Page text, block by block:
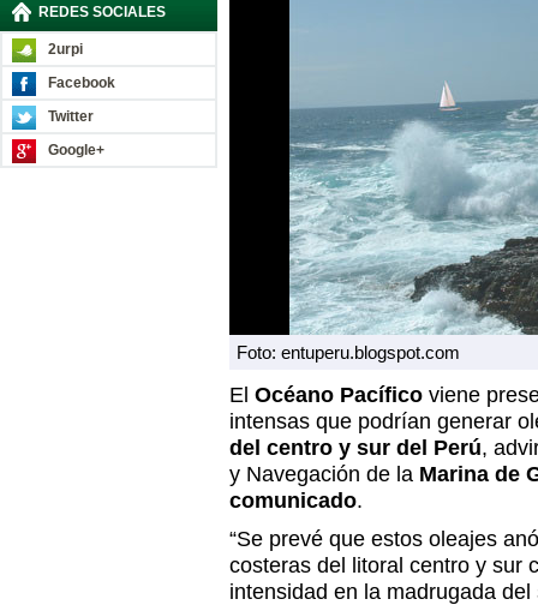
REDES SOCIALES
2urpi
Facebook
Twitter
Google+
Foto: entuperu.blogspot.com
El Océano Pacífico viene
intensas que podrían generar
del centro y sur del Perú,
y Navegación de la Marina de
comunicado.
“Se prevé que estos oleajes
costeras del litoral centro y sur
intensidad en la madrugada